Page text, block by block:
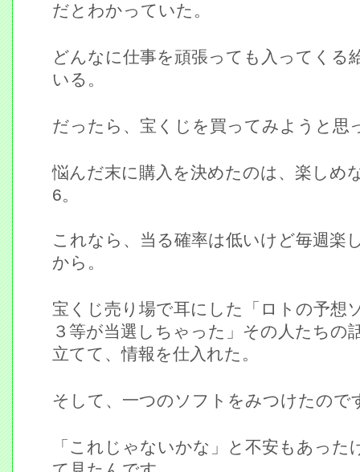
だとわかっていた。
どんなに仕事を頑張っても入ってくる
いる。
だったら、宝くじを買ってみようと思
悩んだ末に購入を決めたのは、楽しめ
6。
これなら、当る確率は低いけど毎週楽
から。
宝くじ売り場で耳にした「ロトの予想
３等が当選しちゃった」その人たちの
立てて、情報を仕入れた。
そして、一つのソフトをみつけたので
「これじゃないかな」と不安もあった